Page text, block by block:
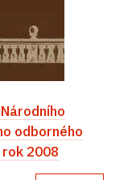
odborného
2008